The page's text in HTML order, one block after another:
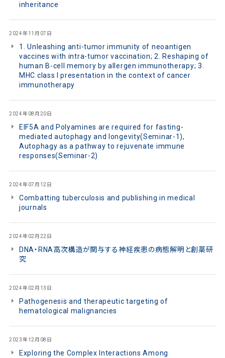
inheritance
2024年11月07日
1. Unleashing anti-tumor immunity of neoantigen
vaccines with intra-tumor vaccination; 2. Reshaping of
human B-cell memory by allergen immunotherapy; 3.
MHC class I presentation in the context of cancer
immunotherapy
2024年08月20日
EIF5A and Polyamines are required for fasting-
mediated autophagy and longevity(Seminar-1),
Autophagy as a pathway to rejuvenate immune
responses(Seminar-2)
2024年07月12日
Combatting tuberculosis and publishing in medical
journals
2024年02月22日
DNA・RNA高次構造が関与する神経疾患の病態解明と創薬研
究
2024年02月13日
Pathogenesis and therapeutic targeting of
hematological malignancies
2023年12月08日
Exploring the Complex Interactions Among